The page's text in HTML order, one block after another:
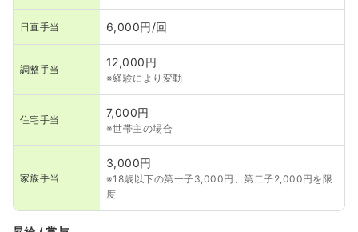
日直手当 6,000円/回
調整手当
12,000円
※経験により変動
住宅手当
7,000円
※世帯主の場合
家族手当
3,000円
※18歳以下の第一子3,000円、第二子2,000円を限
度